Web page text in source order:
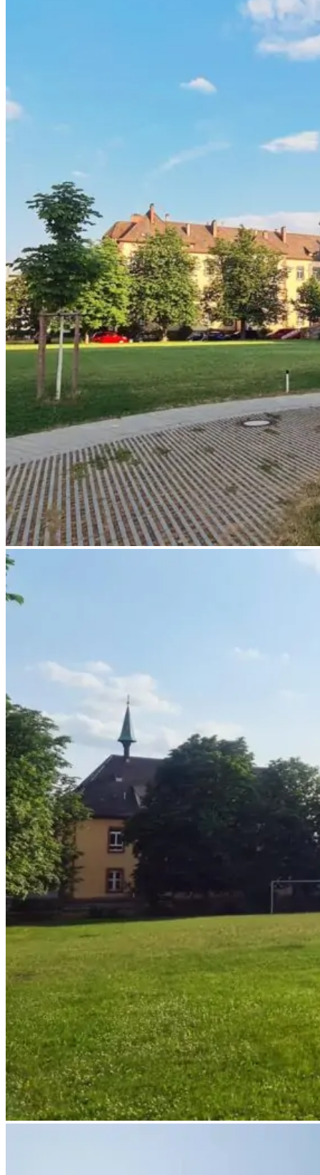
sozial-
und-
jugendzentrum-
breisacher-
hof-